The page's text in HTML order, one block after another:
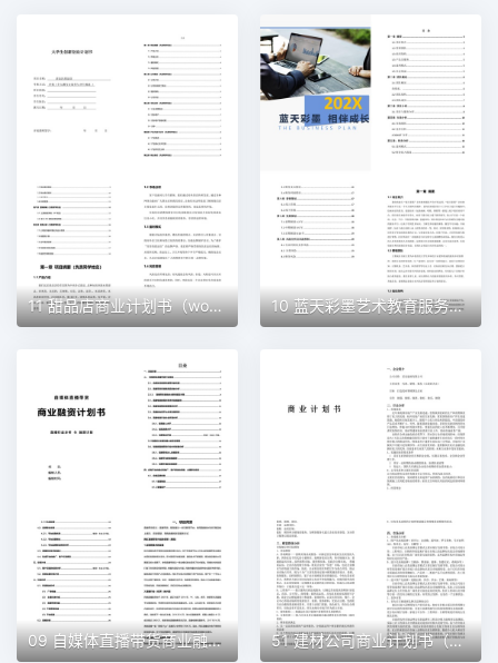
11 甜品店商业计划书（word+ppt配套）创业计划书word模板 10 蓝天彩墨艺术教育服务平台商业计划书（word+ppt配套）创业计划书word模板
09 自媒体直播带货商业融资计划书（word+ppt配套）创业计划书word模板 51 建材公司商业计划书（word+ppt配套）创业计划书word模板